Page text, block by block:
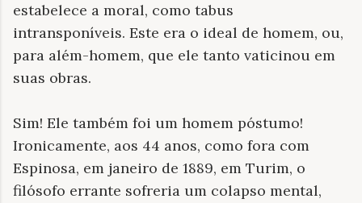
estabelece a moral, como tabus
intransponíveis. Este era o ideal de homem, ou,
para além-homem, que ele tanto vaticinou em
suas obras.
Sim! Ele também foi um homem póstumo!
Ironicamente, aos 44 anos, como fora com
Espinosa, em janeiro de 1889, em Turim, o
filósofo errante sofreria um colapso mental,